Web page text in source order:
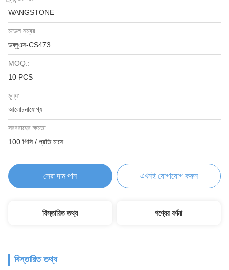
WANGSTONE
মডেল নম্বর:
ডব্লুএস-CS473
MOQ.:
10 PCS
মূল্য:
আলোচনাযোগ্য
সরবরাহের ক্ষমতা:
100 পিসি / প্রতি মাসে
সেরা দাম পান এখনই যোগাযোগ করুন
বিস্তারিত তথ্য পণ্যের বর্ণনা
বিস্তারিত তথ্য